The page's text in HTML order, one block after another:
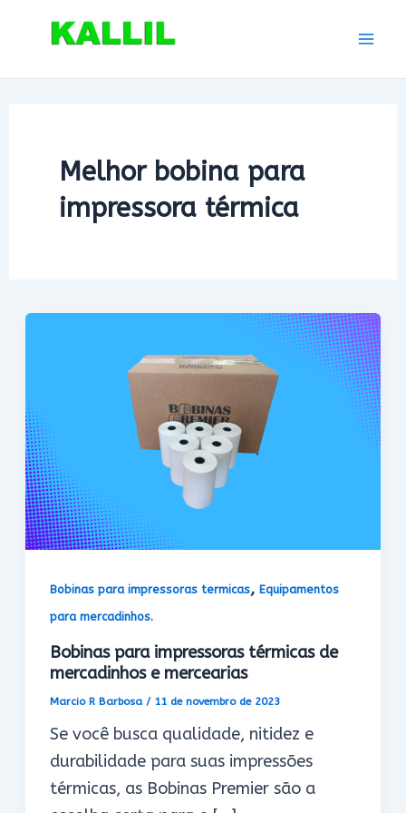
Melhor bobina para
impressora térmica
Bobinas para impressoras termicas,Equipamentos
para mercadinhos.
Bobinas para impressoras térmicas de
mercadinhos e mercearias
Marcio R Barbosa/ 11 de novembro de 2023
Se você busca qualidade, nitidez e
durabilidade para suas impressões
térmicas, as Bobinas Premier são a